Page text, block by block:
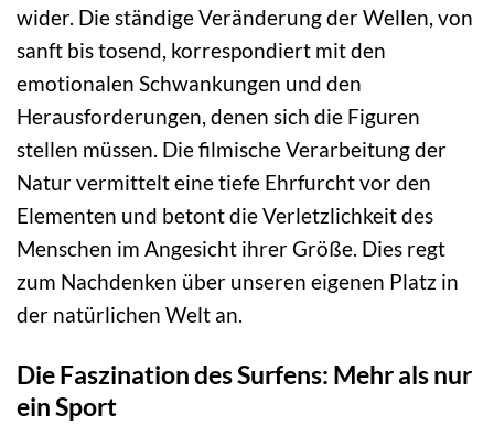
wider. Die ständige Veränderung der Wellen, von
sanft bis tosend, korrespondiert mit den
emotionalen Schwankungen und den
Herausforderungen, denen sich die Figuren
stellen müssen. Die filmische Verarbeitung der
Natur vermittelt eine tiefe Ehrfurcht vor den
Elementen und betont die Verletzlichkeit des
Menschen im Angesicht ihrer Größe. Dies regt
zum Nachdenken über unseren eigenen Platz in
der natürlichen Welt an.
Die Faszination des Surfens: Mehr als nur
ein Sport